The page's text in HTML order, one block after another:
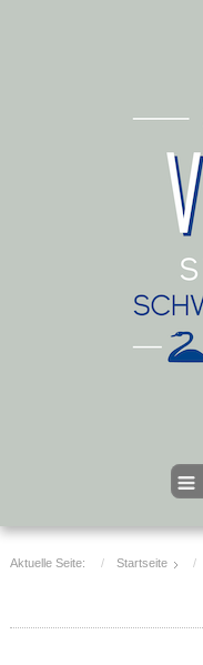
Aktuelle Seite: Startseite